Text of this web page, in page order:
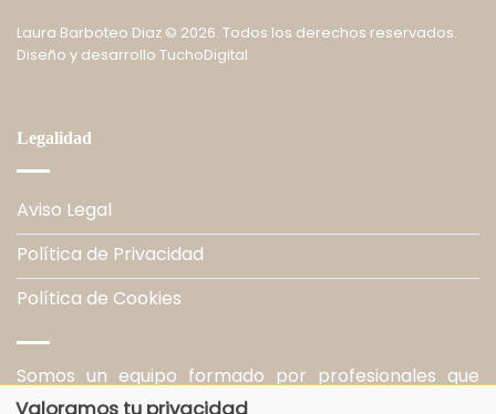
Laura Barboteo Diaz © 2026. Todos los derechos reservados.
Diseño y desarrollo TuchoDigital
Legalidad
Aviso Legal
Política de Privacidad
Política de Cookies
Somos un equipo formado por profesionales que
gozan de una larga trayectoria en el mundo del